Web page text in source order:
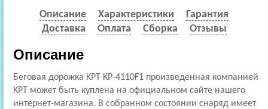
Описание Характеристики
Гарантия
Доставка
Оплата Сборка Отзывы
Описание
Беговая дорожка KPT KP-4110F1 произведенная компанией
KPT может быть куплена на официальном сайте нашего
интернет-магазина. В собранном состоянии снаряд имеет